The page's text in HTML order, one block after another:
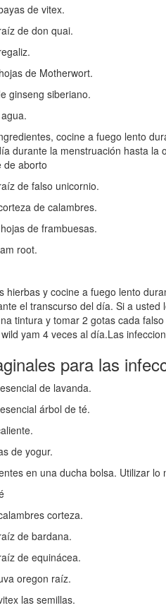
de vitex.
de don quai.
de Motherwort.
ginseng siberiano.
cocine a fuego lento
durante la menstruación hasta
de aborto
de falso unicornio.
de calambres.
de frambuesas.
root.
hierbas y cocine a fuego lento
el transcurso del día. Si a
tintura y tomar 2 gotas cada
yam 4 veces al día.Las
para las
de lavanda.
árbol de té.
de yogur.
en una ducha bolsa. Utilizar
corteza.
de bardana.
de equinácea.
oregon raíz.
las semillas.